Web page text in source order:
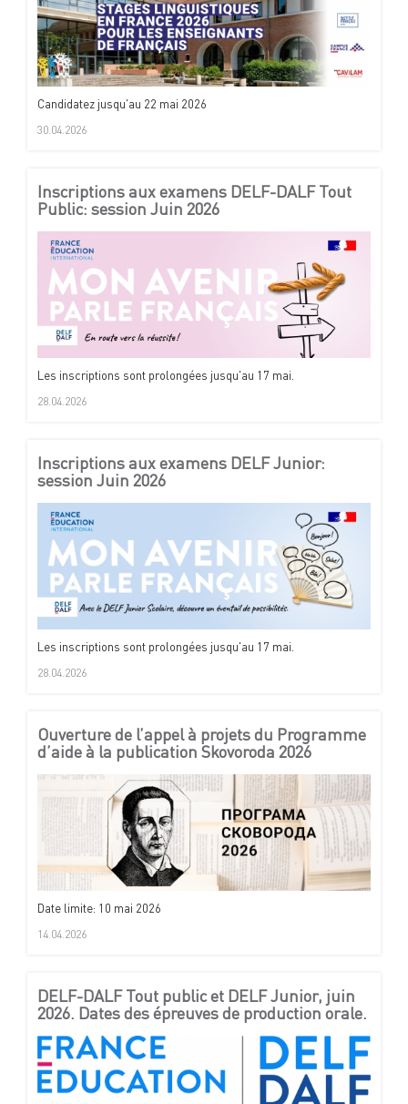
Candidatez jusqu'au 22 mai 2026
30.04.2026
Inscriptions aux examens DELF-DALF Tout
Public: session Juin 2026
Les inscriptions sont prolongées jusqu'au 17 mai.
28.04.2026
Inscriptions aux examens DELF Junior:
session Juin 2026
Les inscriptions sont prolongées jusqu'au 17 mai.
28.04.2026
Ouverture de l’appel à projets du Programme
d’aide à la publication Skovoroda 2026
Date limite: 10 mai 2026
14.04.2026
DELF-DALF Tout public et DELF Junior, juin
2026. Dates des épreuves de production orale.